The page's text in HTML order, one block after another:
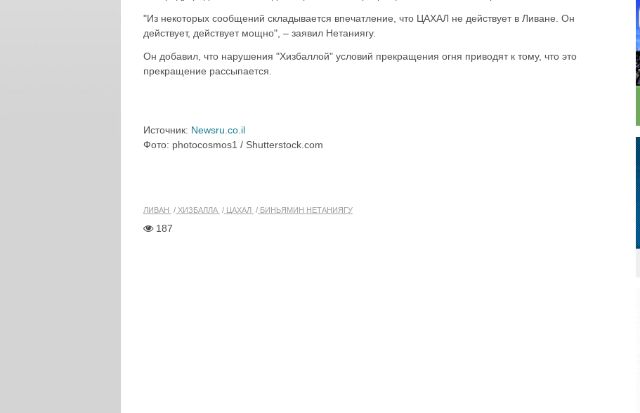
"Из некоторых сообщений складывается впечатление, что ЦАХАЛ не действует в Ливане. Он
действует, действует мощно", – заявил Нетаниягу.
Он добавил, что нарушения "Хизбаллой" условий прекращения огня приводят к тому, что это
прекращение рассыпается.
Источник: Newsru.co.il
Фото: photocosmos1 / Shutterstock.com
ЛИВАН ХИЗБАЛЛА ЦАХАЛ БИНЬЯМИН НЕТАНИЯГУ
187